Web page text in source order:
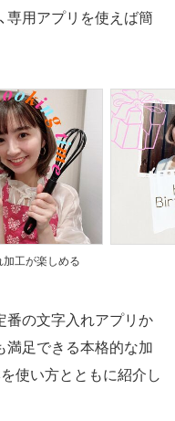
専用アプリを使えば簡
工が楽しめる
番の文字入れアプリか
満足できる本格的な加
使い方とともに紹介し